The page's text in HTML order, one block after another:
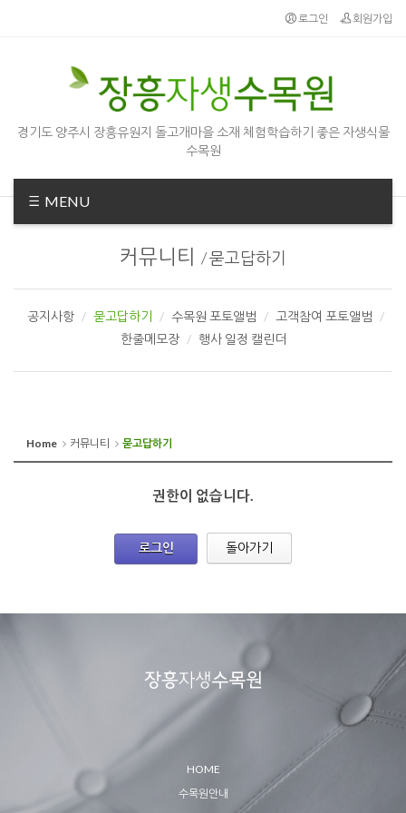
로그인 회원가입
경기도 양주시 장흥유원지 돌고개마을 소재 체험학습하기 좋은 자생식물
수목원
MENU
커뮤니티 /묻고답하기
공지사항 묻고답하기 수목원 포토앨범
고객참여 포토앨범
한줄메모장
행사 일정 캘린더
Home 커뮤니티 묻고답하기
권한이 없습니다.
로그인 돌아가기
HOME
수목원안내